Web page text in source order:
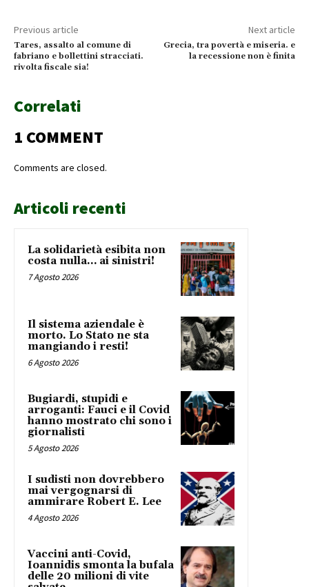
Previous article
Tares, assalto al comune di
fabriano e bollettini stracciati.
rivolta fiscale sia!
Next article
Grecia, tra povertà e miseria. e
la recessione non è finita
Correlati
1 COMMENT
Comments are closed.
Articoli recenti
La solidarietà esibita non
costa nulla… ai sinistri!
7 Agosto 2026
Il sistema aziendale è
morto. Lo Stato ne sta
mangiando i resti!
6 Agosto 2026
Bugiardi, stupidi e
arroganti: Fauci e il Covid
hanno mostrato chi sono i
giornalisti
5 Agosto 2026
I sudisti non dovrebbero
mai vergognarsi di
ammirare Robert E. Lee
4 Agosto 2026
Vaccini anti-Covid,
Ioannidis smonta la bufala
delle 20 milioni di vite